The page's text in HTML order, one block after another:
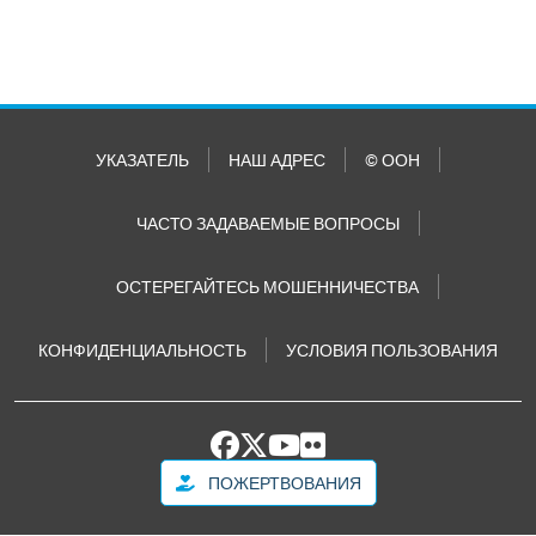
УКАЗАТЕЛЬ НАШ АДРЕС © ООН
ЧАСТО ЗАДАВАЕМЫЕ ВОПРОСЫ
ОСТЕРЕГАЙТЕСЬ МОШЕННИЧЕСТВА
КОНФИДЕНЦИАЛЬНОСТЬ УСЛОВИЯ ПОЛЬЗОВАНИЯ
ПОЖЕРТВОВАНИЯ